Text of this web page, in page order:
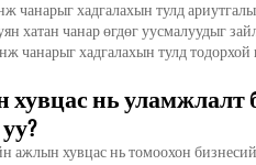
хадгалахын тулд
хатан чанар өгдөг уусмалуудыг
чанарыг хадгалахын тулд тодорхой
нь уламжлалт
ажлын хувцас нь томоохон